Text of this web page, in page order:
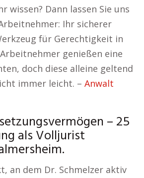
wissen? Dann lassen Sie uns
Ihr sicherer
für Gerechtigkeit in
genießen eine
doch diese alleine geltend
immer leicht. – Anwalt
– 25
als Volljurist
an dem Dr. Schmelzer aktiv